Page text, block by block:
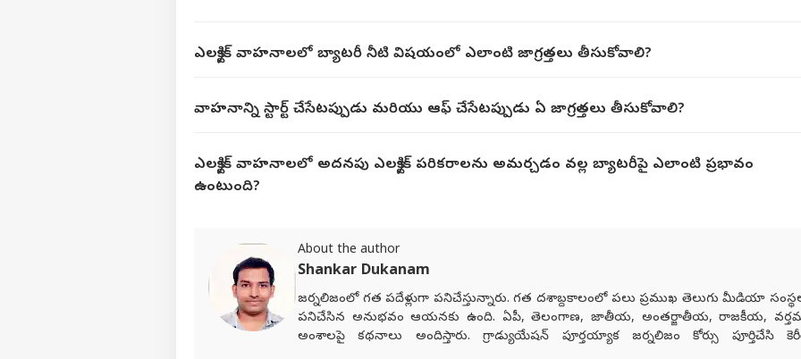
ఎలక్ట్రిక్ వాహనాలలో బ్యాటరీ నీటి విషయంలో ఎలాంటి జాగ్రత్తలు తీసుకోవాలి?
వాహనాన్ని స్టార్ట్ చేసేటప్పుడు మరియు ఆఫ్ చేసేటప్పుడు ఏ జాగ్రత్తలు తీసుకోవాలి?
ఎలక్ట్రిక్ వాహనాలలో అదనపు ఎలక్ట్రిక్ పరికరాలను అమర్చడం వల్ల బ్యాటరీపై ఎలాంటి ప్రభావం
ఉంటుంది?
About the author
Shankar Dukanam
జర్నలిజంలో గత పదేళ్లుగా పనిచేస్తున్నారు. గత దశాబ్దకాలంలో పలు ప్రముఖ తెలుగు మీడియా
పనిచేసిన అనుభవం ఆయనకు ఉంది. ఏపీ, తెలంగాణ, జాతీయ, అంతర్జాతీయ, రాజకీయ,
అంశాలపై కథనాలు అందిస్తారు. గ్రాడ్యుయేషన్ పూర్తయ్యాక జర్నలిజం కోర్సు పూర్తిచేసి